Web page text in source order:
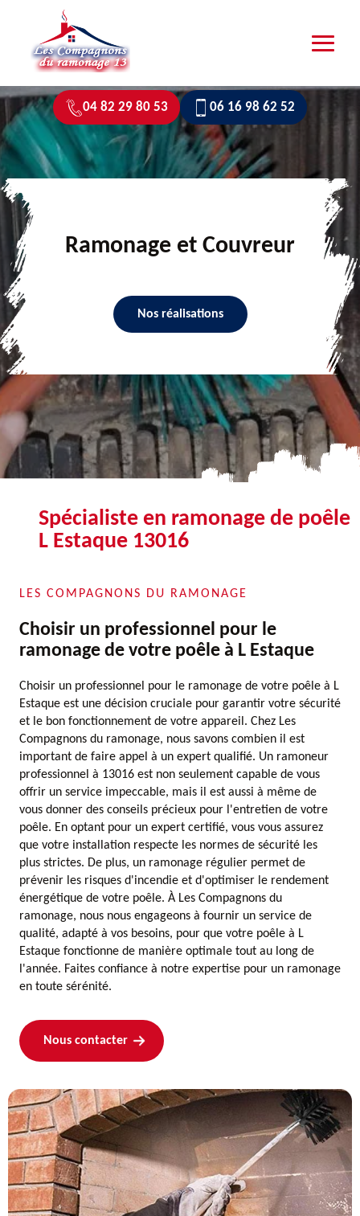
04 82 29 80 53 06 16 98 62 52
Ramonage et Couvreur
Nos réalisations
Spécialiste en ramonage de poêle
L Estaque 13016
LES COMPAGNONS DU RAMONAGE
Choisir un professionnel pour le
ramonage de votre poêle à L Estaque
Choisir un professionnel pour le ramonage de votre poêle à L
Estaque est une décision cruciale pour garantir votre sécurité
et le bon fonctionnement de votre appareil. Chez Les
Compagnons du ramonage, nous savons combien il est
important de faire appel à un expert qualifié. Un ramoneur
professionnel à 13016 est non seulement capable de vous
offrir un service impeccable, mais il est aussi à même de
vous donner des conseils précieux pour l'entretien de votre
poêle. En optant pour un expert certifié, vous vous assurez
que votre installation respecte les normes de sécurité les
plus strictes. De plus, un ramonage régulier permet de
prévenir les risques d'incendie et d'optimiser le rendement
énergétique de votre poêle. À Les Compagnons du
ramonage, nous nous engageons à fournir un service de
qualité, adapté à vos besoins, pour que votre poêle à L
Estaque fonctionne de manière optimale tout au long de
l'année. Faites confiance à notre expertise pour un ramonage
en toute sérénité.
Nous contacter